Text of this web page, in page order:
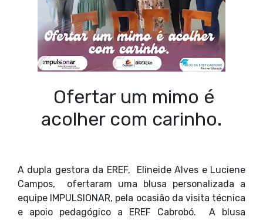
Ofertar um mimo é
acolher com carinho.
A dupla gestora da EREF, Elineide Alves e Luciene
Campos, ofertaram uma blusa personalizada a
equipe IMPULSIONAR, pela ocasião da visita técnica
e apoio pedagógico a EREF Cabrobó. A blusa